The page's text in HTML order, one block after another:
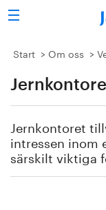
Sök
Stålindustrin
Vision 2050
Forskning/
Energi/miljö
Start Om oss
Jernkontoret
intressen inom
särskilt viktiga